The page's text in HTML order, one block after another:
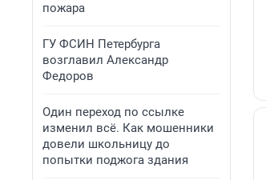
пожара
ГУ ФСИН Петербурга
возглавил Александр
Федоров
Один переход по ссылке
изменил всё. Как мошенники
довели школьницу до
попытки поджога здания